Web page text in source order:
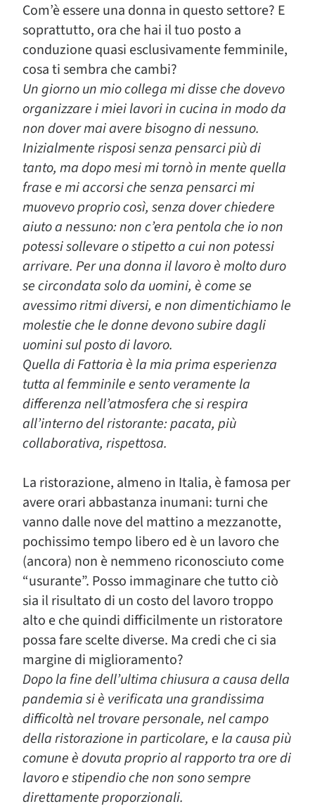
Com’è essere una donna in questo settore? E
soprattutto, ora che hai il tuo posto a
conduzione quasi esclusivamente femminile,
cosa ti sembra che cambi?
Un giorno un mio collega mi disse che dovevo
organizzare i miei lavori in cucina in modo da
non dover mai avere bisogno di nessuno.
Inizialmente risposi senza pensarci più di
tanto, ma dopo mesi mi tornò in mente quella
frase e mi accorsi che senza pensarci mi
muovevo proprio così, senza dover chiedere
aiuto a nessuno: non c’era pentola che io non
potessi sollevare o stipetto a cui non potessi
arrivare. Per una donna il lavoro è molto duro
se circondata solo da uomini, è come se
avessimo ritmi diversi, e non dimentichiamo le
molestie che le donne devono subire dagli
uomini sul posto di lavoro.
Quella di Fattoria è la mia prima esperienza
tutta al femminile e sento veramente la
differenza nell’atmosfera che si respira
all’interno del ristorante: pacata, più
collaborativa, rispettosa.
La ristorazione, almeno in Italia, è famosa per
avere orari abbastanza inumani: turni che
vanno dalle nove del mattino a mezzanotte,
pochissimo tempo libero ed è un lavoro che
(ancora) non è nemmeno riconosciuto come
“usurante”. Posso immaginare che tutto ciò
sia il risultato di un costo del lavoro troppo
alto e che quindi difficilmente un ristoratore
possa fare scelte diverse. Ma credi che ci sia
margine di miglioramento?
Dopo la fine dell’ultima chiusura a causa della
pandemia si è verificata una grandissima
difficoltà nel trovare personale, nel campo
della ristorazione in particolare, e la causa più
comune è dovuta proprio al rapporto tra ore di
lavoro e stipendio che non sono sempre
direttamente proporzionali.